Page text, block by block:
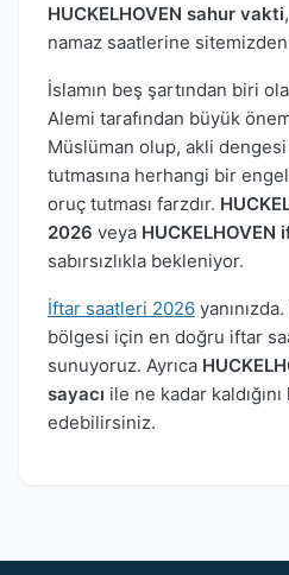
HUCKELHOVEN sahur vakti
namaz saatlerine
İslamın beş şartından biri
Alemi tarafından büyük
Müslüman olup, akli
tutmasına herhangi bir
oruç tutması farzdır.
2026 veya
sabırsızlıkla bekleniyor.
İftar saatleri 2026
bölgesi için en doğru iftar
sunuyoruz. Ayrıca
sayacı ile ne kadar
edebilirsiniz.